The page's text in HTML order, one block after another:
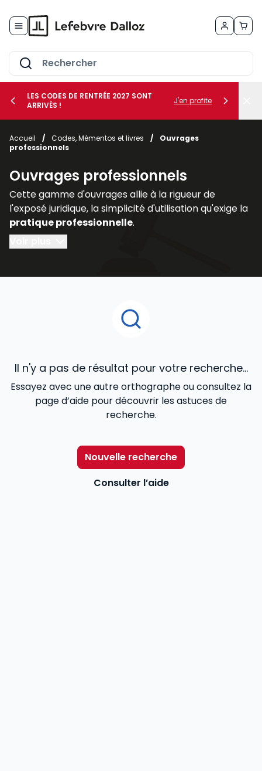
le sous-menu Vos métiers
LES CODES DE RENTRÉE 2027 SONT
ARRIVÉS !
J'en profite
Accueil / Codes, Mémentos et livres /
Ouvrages
professionnels
Ouvrages professionnels
Cette gamme d'ouvrages allie à la rigueur de
l'exposé juridique, la simplicité d'utilisation qu'exige la
pratique professionnelle.
Regroupés par thèmes ou par collections, les
espace de notre catalogue en ligne, ont été confiés
pour répondre de façon cohérente à vos besoins
Il n'y a pas de résultat pour votre recherche...
Essayez avec une autre orthographe ou consultez la
page d’aide pour découvrir les astuces de
recherche.
Nouvelle recherche
Consulter l’aide